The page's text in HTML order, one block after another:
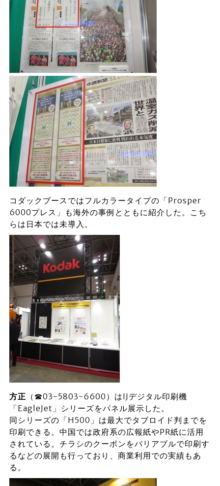
コダックブースではフルカラータイプの「Prosper
6000プレス」も海外の事例とともに紹介した。こち
らは日本では未導入。
方正 （☎03-5803-6600）はIJデジタル印刷機
「EagleJet」シリーズをパネル展示した。
同シリーズの「H500」は最大でタブロイド判までを
印刷できる。中国では政府系の広報紙やPR紙に活用
されている。チラシのクーポンをバリアブルで印刷す
るなどの展開も行っており、商業利用での実績もあ
る。